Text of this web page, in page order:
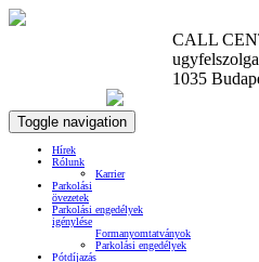
CALL
1035
Toggle navigation
Hírek
Rólunk
Karrier
Parkolási
övezetek
Parkolási engedélyek
igénylése
Formanyomtatványok
Parkolási engedélyek
Pótdíjazás